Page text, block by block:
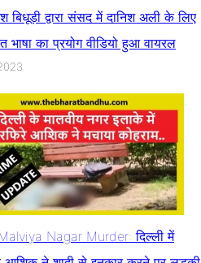
बिधूड़ी द्वारा संसद में दानिश अली के लिए
भाषा का प्रयोग वीडियो हुआ वायरल
Nagar Murder: दिल्ली में